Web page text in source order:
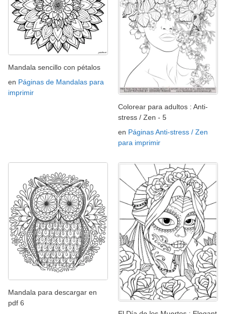
Mandala sencillo con pétalos
en Páginas de Mandalas para
imprimir
Colorear para adultos : Anti-
stress / Zen - 5
en Páginas Anti-stress / Zen
para imprimir
Mandala para descargar en
pdf 6